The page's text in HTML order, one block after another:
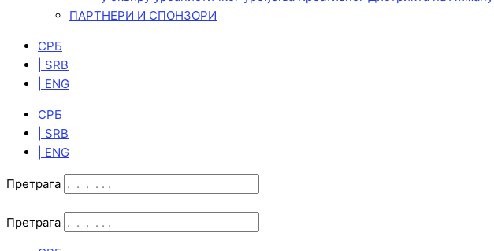
ПАРТНЕРИ И СПОНЗОРИ
СРБ
| SRB
| ENG
СРБ
| SRB
| ENG
Претрага
Претрага